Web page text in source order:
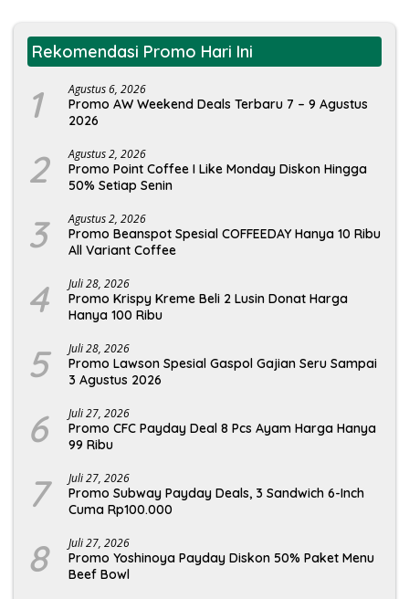
Rekomendasi Promo Hari Ini
1 Agustus 6, 2026
Promo AW Weekend Deals Terbaru 7 – 9 Agustus
2026
2 Agustus 2, 2026
Promo Point Coffee I Like Monday Diskon Hingga
50% Setiap Senin
3 Agustus 2, 2026
Promo Beanspot Spesial COFFEEDAY Hanya 10 Ribu
All Variant Coffee
4 Juli 28, 2026
Promo Krispy Kreme Beli 2 Lusin Donat Harga
Hanya 100 Ribu
5 Juli 28, 2026
Promo Lawson Spesial Gaspol Gajian Seru Sampai
3 Agustus 2026
6 Juli 27, 2026
Promo CFC Payday Deal 8 Pcs Ayam Harga Hanya
99 Ribu
7 Juli 27, 2026
Promo Subway Payday Deals, 3 Sandwich 6-Inch
Cuma Rp100.000
8 Juli 27, 2026
Promo Yoshinoya Payday Diskon 50% Paket Menu
Beef Bowl